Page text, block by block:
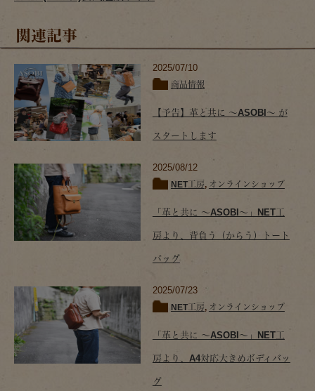
関連記事
2025/07/10
商品情報
【予告】革と共に ～ASOBI～ が
スタートします
2025/08/12
NET工房, オンラインショップ
「革と共に ～ASOBI～」NET工
房より、背負う（からう）トート
バッグ
2025/07/23
NET工房, オンラインショップ
「革と共に ～ASOBI～」NET工
房より、A4対応大きめボディバッ
グ